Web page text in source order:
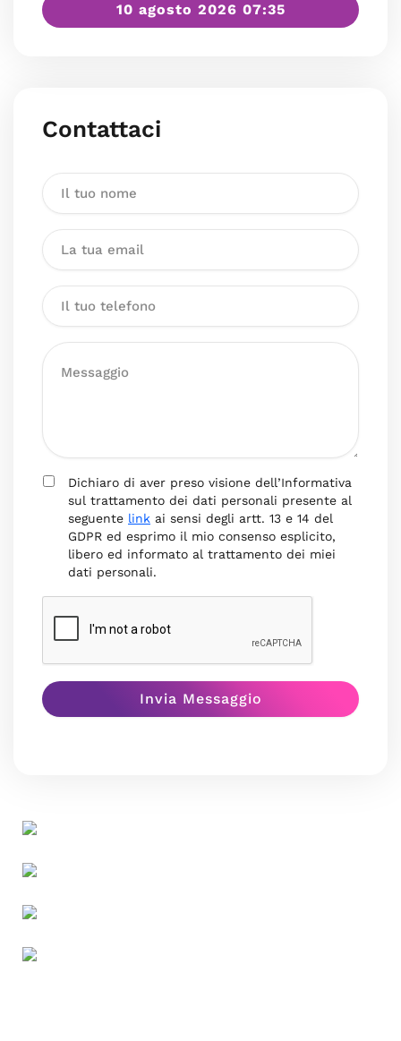
10 agosto 2026 07:35
Contattaci
Dichiaro di aver preso visione dell’Informativa
sul trattamento dei dati personali presente al
seguente link ai sensi degli artt. 13 e 14 del
GDPR ed esprimo il mio consenso esplicito,
libero ed informato al trattamento dei miei
dati personali.